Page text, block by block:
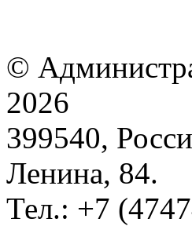
©
2026
399540,
Ленина, 84.
Тел.: +7